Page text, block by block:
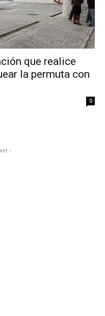
que realice
la permuta con
0
-